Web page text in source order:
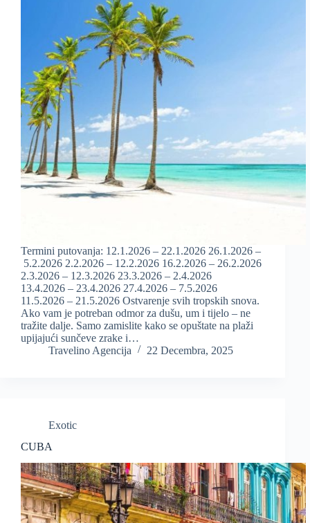
Termini putovanja: 12.1.2026 – 22.1.2026 26.1.2026 –
5.2.2026 2.2.2026 – 12.2.2026 16.2.2026 – 26.2.2026
2.3.2026 – 12.3.2026 23.3.2026 – 2.4.2026
13.4.2026 – 23.4.2026 27.4.2026 – 7.5.2026
11.5.2026 – 21.5.2026 Ostvarenje svih tropskih snova.
Ako vam je potreban odmor za dušu, um i tijelo – ne
tražite dalje. Samo zamislite kako se opuštate na plaži
upijajući sunčeve zrake i…
Travelino Agencija
22 Decembra, 2025
Exotic
CUBA